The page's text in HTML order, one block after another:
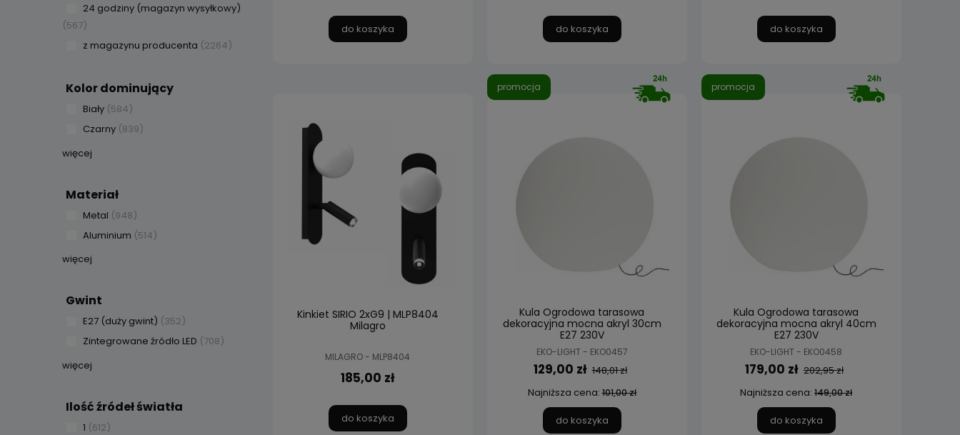
24 godziny (magazyn wysyłkowy)
(567)
z magazynu producenta (2264)
Kolor dominujący
Biały (584)
Czarny (839)
więcej
Materiał
Metal (948)
Aluminium (514)
więcej
Gwint
E27 (duży gwint) (352)
Zintegrowane źródło LED (708)
więcej
Ilość źródeł światła
1 (612)
do koszyka do koszyka do koszyka
Kinkiet SIRIO 2xG9 | MLP8404
Milagro
MILAGRO - MLP8404
185,00 zł
do koszyka
Kula Ogrodowa tarasowa
dekoracyjna mocna akryl 30cm
E27 230V
EKO-LIGHT - EKO0457
129,00 zł 148,01 zł
Najniższa cena:101,00 zł
do koszyka
promocja
Kula Ogrodowa tarasowa
dekoracyjna mocna akryl 40cm
E27 230V
EKO-LIGHT - EKO0458
179,00 zł 202,95 zł
Najniższa cena: 149,00 zł
do koszyka
promocja